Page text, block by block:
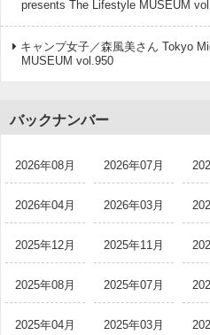
presents The Lifestyle MUSEUM
キャンプ女子／森風美さん Tokyo
MUSEUM vol.950
バックナンバー
2026年08月 2026年07月
2026年04月 2026年03月
2025年12月 2025年11月
2025年08月 2025年07月
2025年04月 2025年03月